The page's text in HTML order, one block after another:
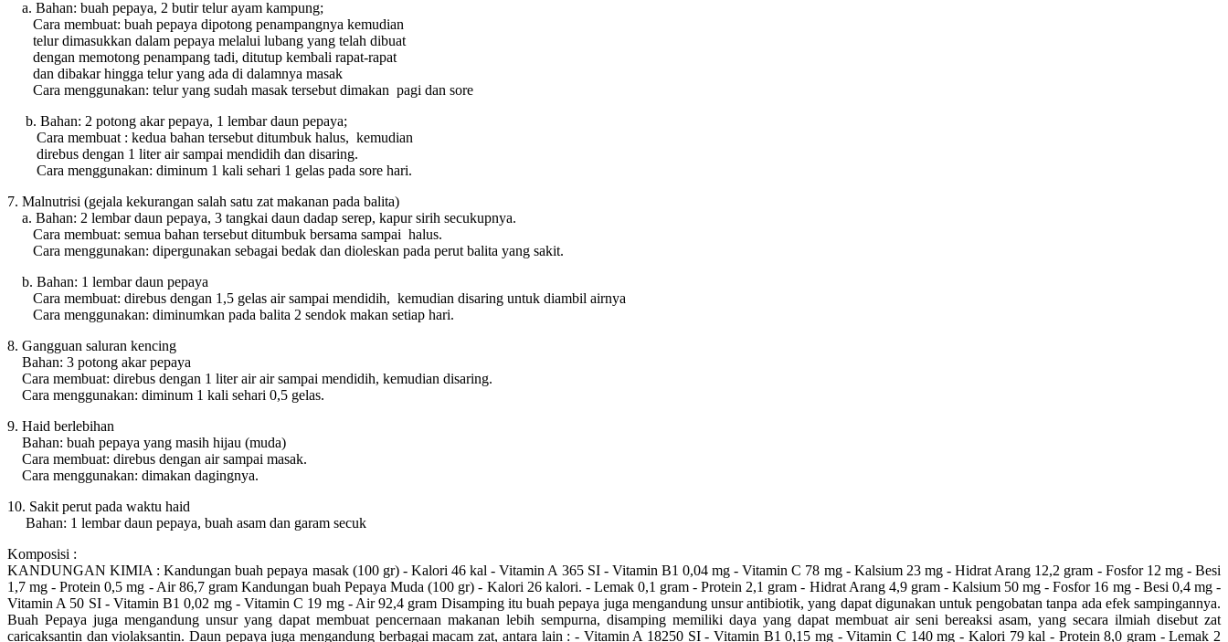
a. Bahan: buah pepaya, 2 butir telur ayam kampung;
Cara membuat: buah pepaya dipotong penampangnya kemudian
telur dimasukkan dalam pepaya melalui lubang yang telah dibuat
dengan memotong penampang tadi, ditutup kembali rapat-rapat
dan dibakar hingga telur yang ada di dalamnya masak
Cara menggunakan: telur yang sudah masak tersebut dimakan pagi dan sore
b. Bahan: 2 potong akar pepaya, 1 lembar daun pepaya;
Cara membuat : kedua bahan tersebut ditumbuk halus, kemudian
direbus dengan 1 liter air sampai mendidih dan disaring.
Cara menggunakan: diminum 1 kali sehari 1 gelas pada sore hari.
7. Malnutrisi (gejala kekurangan salah satu zat makanan pada balita)
a. Bahan: 2 lembar daun pepaya, 3 tangkai daun dadap serep, kapur sirih secukupnya.
Cara membuat: semua bahan tersebut ditumbuk bersama sampai halus.
Cara menggunakan: dipergunakan sebagai bedak dan dioleskan pada perut balita yang sakit.
b. Bahan: 1 lembar daun pepaya
Cara membuat: direbus dengan 1,5 gelas air sampai mendidih, kemudian disaring untuk diambil airnya
Cara menggunakan: diminumkan pada balita 2 sendok makan setiap hari.
8. Gangguan saluran kencing
Bahan: 3 potong akar pepaya
Cara membuat: direbus dengan 1 liter air air sampai mendidih, kemudian disaring.
Cara menggunakan: diminum 1 kali sehari 0,5 gelas.
9. Haid berlebihan
Bahan: buah pepaya yang masih hijau (muda)
Cara membuat: direbus dengan air sampai masak.
Cara menggunakan: dimakan dagingnya.
10. Sakit perut pada waktu haid
Bahan: 1 lembar daun pepaya, buah asam dan garam secuk
Komposisi :
KANDUNGAN KIMIA : Kandungan buah pepaya masak (100 gr) - Kalori 46 kal - Vitamin A 365 SI - Vitamin B1 0,04 mg - Vitamin C 78 mg - Kalsium 23 mg - Hidrat Arang 12,2 gram - Fosfor 12 mg - Besi
1,7 mg - Protein 0,5 mg - Air 86,7 gram Kandungan buah Pepaya Muda (100 gr) - Kalori 26 kalori. - Lemak 0,1 gram - Protein 2,1 gram - Hidrat Arang 4,9 gram - Kalsium 50 mg - Fosfor 16 mg - Besi 0,4 mg -
Vitamin A 50 SI - Vitamin B1 0,02 mg - Vitamin C 19 mg - Air 92,4 gram Disamping itu buah pepaya juga mengandung unsur antibiotik, yang dapat digunakan untuk pengobatan tanpa ada efek sampingannya.
Buah Pepaya juga mengandung unsur yang dapat membuat pencernaan makanan lebih sempurna, disamping memiliki daya yang dapat membuat air seni bereaksi asam, yang secara ilmiah disebut zat
caricaksantin dan violaksantin. Daun pepaya juga mengandung berbagai macam zat, antara lain : - Vitamin A 18250 SI - Vitamin B1 0,15 mg - Vitamin C 140 mg - Kalori 79 kal - Protein 8,0 gram - Lemak 2